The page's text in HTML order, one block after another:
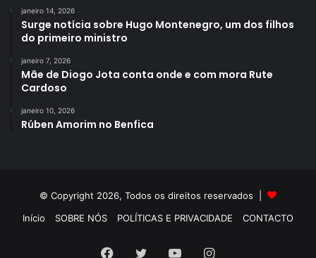
janeiro 14, 2026
Surge notícia sobre Hugo Montenegro, um dos filhos
do primeiro ministro
janeiro 7, 2026
Mãe de Diogo Jota conta onde e com mora Rute
Cardoso
janeiro 10, 2026
Rúben Amorim no Benfica
© Copyright 2026, Todos os direitos reservados |
Início
SOBRE NÓS POLÍTICAS E PRIVACIDADE CONTACTO
Facebook
TwitterYouTubeInstagram